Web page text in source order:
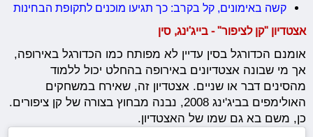
קשה באימונים, קל בקרב: כך תגיעו מוכנים לתקופת הבחינות
אצטדיון "קן לציפור" - בייג'ינג, סין
אומנם הכדורגל בסין עדיין לא מפותח כמו הכדורגל באירופה,
אך מי שבונה אצטדיונים באירופה בהחלט יכול ללמוד
מהסינים דבר או שניים. אצטדיון זה, שאירח במשחקים
האולימפים בביג'ינג 2008, נבנה מבחוץ בצורה של קן ציפורים.
כן, משם בא גם שמו של האצטדיון.